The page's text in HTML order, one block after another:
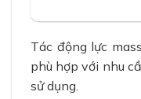
dựa trên
Tác động lực
phù hợp với nhu
sử dụng.